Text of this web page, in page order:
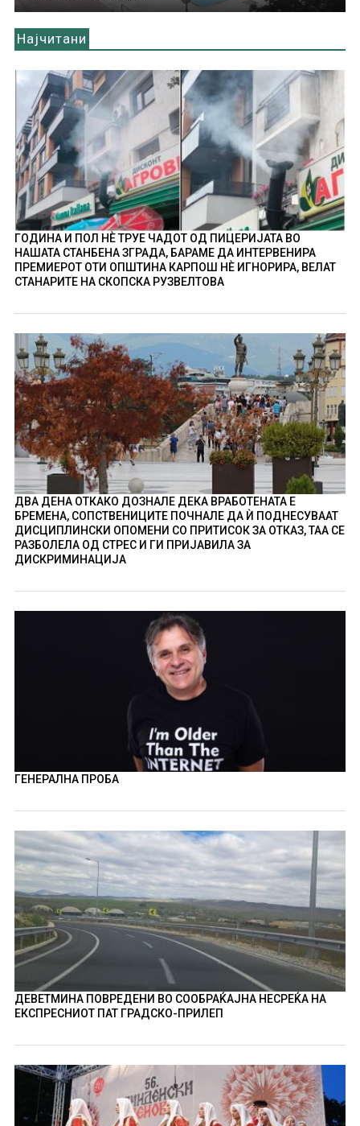
Најчитани
ГОДИНА И ПОЛ НÈ ТРУЕ ЧАДОТ ОД ПИЦЕРИЈАТА ВО
НАШАТА СТАНБЕНА ЗГРАДА, БАРАМЕ ДА ИНТЕРВЕНИРА
ПРЕМИЕРОТ ОТИ ОПШТИНА КАРПОШ НÈ ИГНОРИРА, ВЕЛАТ
СТАНАРИТЕ НА СКОПСКА РУЗВЕЛТОВА
ДВА ДЕНА ОТКАКО ДОЗНАЛЕ ДЕКА ВРАБОТЕНАТА Е
БРЕМЕНА, СОПСТВЕНИЦИТЕ ПОЧНАЛЕ ДА Ѝ ПОДНЕСУВААТ
ДИСЦИПЛИНСКИ ОПОМЕНИ СО ПРИТИСОК ЗА ОТКАЗ, ТАА СЕ
РАЗБОЛЕЛА ОД СТРЕС И ГИ ПРИЈАВИЛА ЗА
ДИСКРИМИНАЦИЈА
ГЕНЕРАЛНА ПРОБА
ДЕВЕТМИНА ПОВРЕДЕНИ ВО СООБРАЌАЈНА НЕСРЕЌА НА
ЕКСПРЕСНИОТ ПАТ ГРАДСКО-ПРИЛЕП